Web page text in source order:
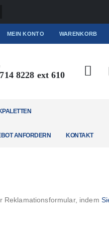
MEIN KONTO WARENKORB
8228 ext 610
ANFORDERN KONTAKT
Reklamationsformular, indem